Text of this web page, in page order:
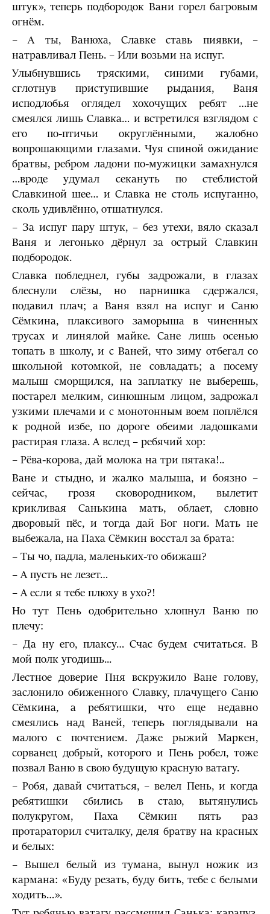
штук», теперь подбородок Вани горел багровым
огнём.
– А ты, Ванюха, Славке ставь пиявки, –
натравливал Пень. – Или возьми на испуг.
Улыбнувшись тряскими, синими губами,
сглотнув приступившие рыдания, Ваня
исподлобья оглядел хохочущих ребят …не
смеялся лишь Славка… и встретился взглядом с
его по-птичьи округлёнными, жалобно
вопрошающими глазами. Чуя спи­ной ожидание
братвы, ребром ладони по-мужицки замахнулся
…вроде удумал секануть по стеблистой
Славкиной шее… и Славка не столь испуганно,
сколь удивлённо, отшатнулся.
– За испуг пару штук, – без утехи, вяло сказал
Ваня и легонько дёрнул за острый Славкин
подбородок.
Славка побледнел, губы задрожали, в глазах
блеснули слёзы, но парнишка сдержался,
подавил плач; а Ваня взял на испуг и Саню
Сёмкина, плаксивого заморыша в чиненных
трусах и линялой майке. Сане лишь осенью
топать в школу, и с Ваней, что зиму отбегал со
школьной котомкой, не совладать; а посему
малыш сморщился, на заплатку не выберешь,
постарел мелким, синюшным лицом, задрожал
узкими пле­чами и с монотонным воем поплёлся
к родной избе, по дороге обеими ладошками
растирая глаза. А вслед – ребячий хор:
– Рёва-корова, дай молока на три пятака!..
Ване и стыдно, и жалко малыша, и боязно –
сейчас, грозя сковородником, вылетит
крикливая Санькина мать, облает, словно
дворовый пёс, и тогда дай Бог ноги. Мать не
выбежала, на Паха Сёмкин восстал за брата:
– Ты чо, падла, маленьких-то обижаш?
– А пусть не лезет…
– А если я тебе плюху в ухо?!
Но тут Пень одобрительно хлопнул Ваню по
плечу:
– Да ну его, плаксу… Счас будем считаться. В
мой полк угодишь...
Лестное доверие Пня вскружило Ване голову,
заслонило обиженного Славку, плачущего Саню
Сёмкина, а ребятишки, что еще недавно
смеялись над Ваней, теперь поглядывали на
малого с почтением. Даже рыжий Маркен,
сорванец добрый, которого и Пень робел, тоже
позвал Ваню в свою будущую красную ватагу.
– Робя, давай считаться, – велел Пень, и когда
ребятишки сбились в стаю, вытянулись
полукругом, Паха Сёмкин пять раз
протараторил считалку, деля братву на красных
и белых:
– Вышел белый из тумана, вынул ножик из
кармана: «Буду резать, буду бить, тебе с белыми
ходить…».